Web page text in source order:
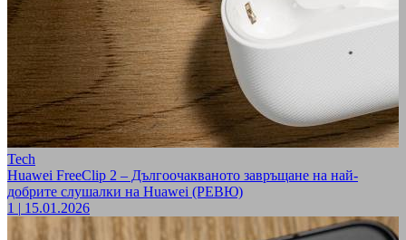
Tech
Huawei FreeClip 2 – Дългоочакваното завръщане на най-
добрите слушалки на Huawei (РЕВЮ)
1 | 15.01.2026